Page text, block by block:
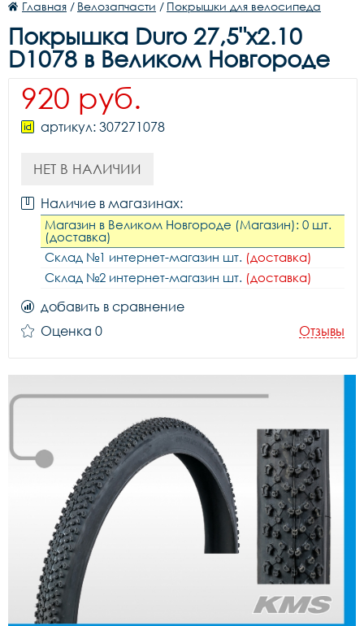
Главная / Велозапчасти / Покрышки для велосипеда
Покрышка Duro 27,5"x2.10
D1078 в Великом Новгороде
920 руб.
артикул: 307271078
НЕТ В НАЛИЧИИ
Наличие в магазинах:
Магазин в Великом Новгороде (Магазин): 0 шт.
(доставка)
Склад №1 интернет-магазин шт. (доставка)
Склад №2 интернет-магазин шт. (доставка)
добавить в сравнение
Оценка 0
Отзывы